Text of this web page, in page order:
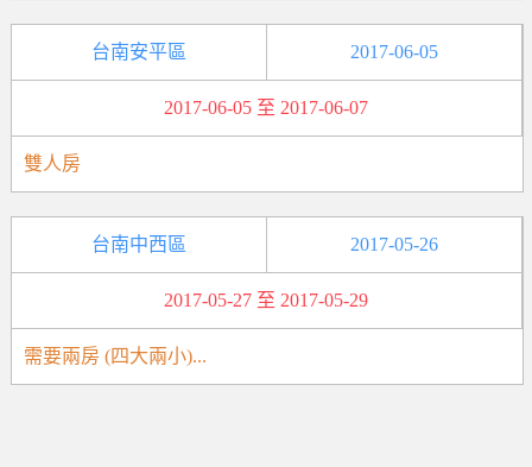
台南安平區 2017-06-05
2017-06-05 至 2017-06-07
雙人房
台南中西區 2017-05-26
2017-05-27 至 2017-05-29
需要兩房 (四大兩小)...